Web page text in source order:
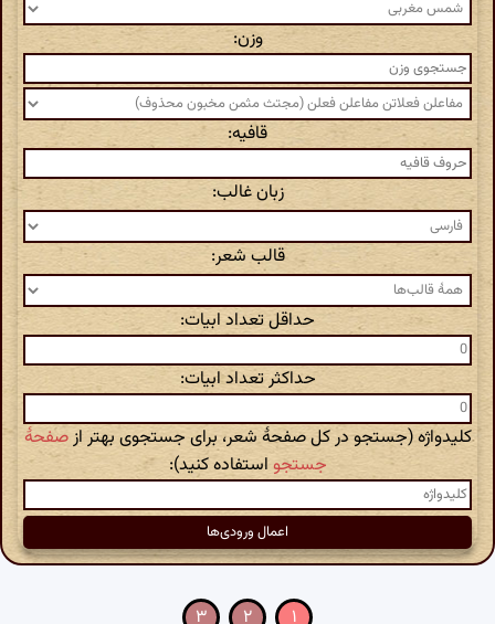
وزن:
قافیه:
زبان غالب:
قالب شعر:
حداقل تعداد ابیات:
حداکثر تعداد ابیات:
کلیدواژه (جستجو در کل صفحهٔ شعر، برای جستجوی بهتر ازصفحهٔ
جستجو استفاده کنید):
۱ ۲ ۳